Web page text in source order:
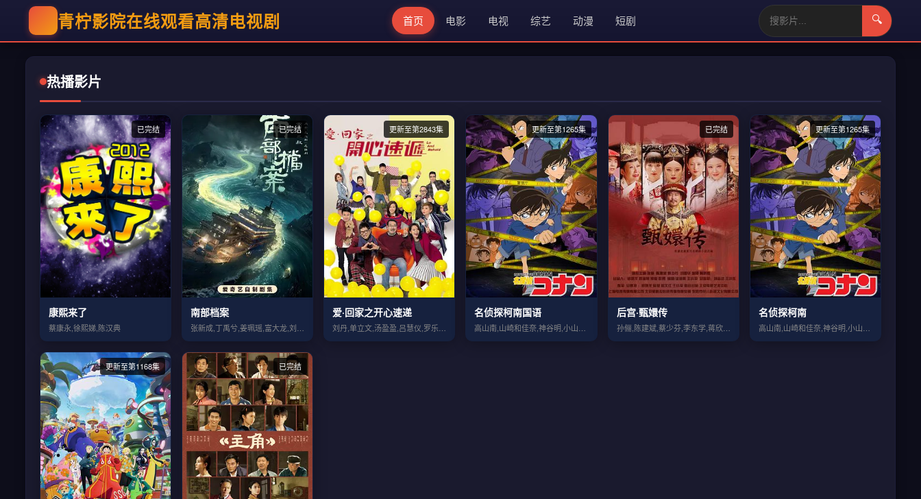
青柠影院在线观看高清电视剧 首页 电影 电视 综艺 动漫 短剧 🔍
热播影片
已完结
康熙来了
蔡康永,徐熙娣,陈汉典
已完结
南部档案
张新成,丁禹兮,姜珮瑶,富大龙,刘令姿,...
更新至第2843集
爱·回家之开心速递
刘丹,单立文,汤盈盈,吕慧仪,罗乐林,马...
更新至第1265集
名侦探柯南国语
高山南,山崎和佳奈,神谷明,小山力也,林...
已完结
后宫·甄嬛传
孙俪,陈建斌,蔡少芬,李东学,蒋欣,陶昕...
更新至第1265集
名侦探柯南
高山南,山崎和佳奈,神谷明,小山力也,林...
更新至第1168集 已完结